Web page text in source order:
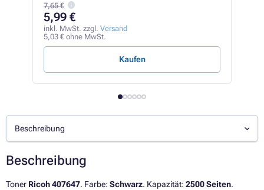
7,65 €
5,99 €
inkl. MwSt. zzgl. Versand
5,03 € ohne MwSt.
Kaufen
Beschreibung
Beschreibung
Toner Ricoh 407647. Farbe: Schwarz. Kapazität: 2500 Seiten.